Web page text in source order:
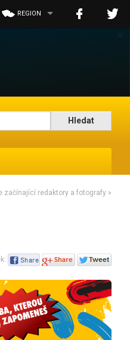
REGION
začínající redaktory a fotografy »